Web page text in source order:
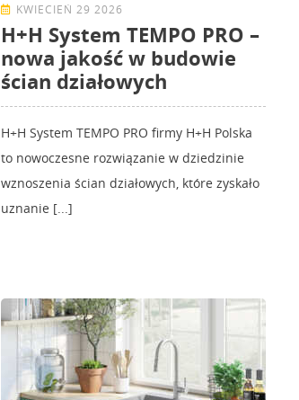
KWIECIEŃ 29 2026
H+H System TEMPO PRO –
nowa jakość w budowie
ścian działowych
H+H System TEMPO PRO firmy H+H Polska
to nowoczesne rozwiązanie w dziedzinie
wznoszenia ścian działowych, które zyskało
uznanie [...]